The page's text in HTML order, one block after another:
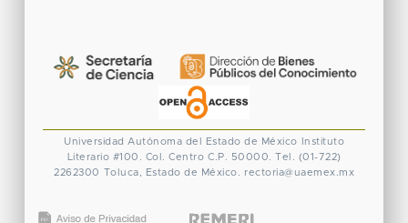
Universidad Autónoma del Estado de México
Instituto
Literario #100. Col. Centro C.P. 50000. Tel. (01-722)
2262300 Toluca, Estado de México. rectoria@uaemex.mx